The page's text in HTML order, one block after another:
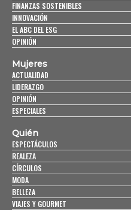
FINANZAS SOSTENIBLES
INNOVACIÓN
EL ABC DEL ESG
OPINIÓN
Mujeres
ACTUALIDAD
LIDERAZGO
OPINIÓN
ESPECIALES
Quién
ESPECTÁCULOS
REALEZA
CÍRCULOS
MODA
BELLEZA
VIAJES Y GOURMET